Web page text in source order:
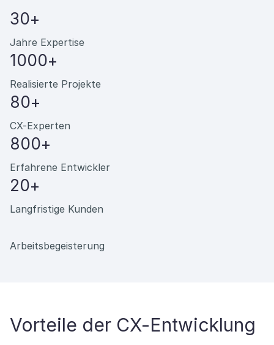
30+
Jahre Expertise
1000+
Realisierte Projekte
80+
СX-Experten
800+
Erfahrene Entwickler
20+
Langfristige Kunden
Arbeitsbegeisterung
Vorteile der CX-Entwicklung